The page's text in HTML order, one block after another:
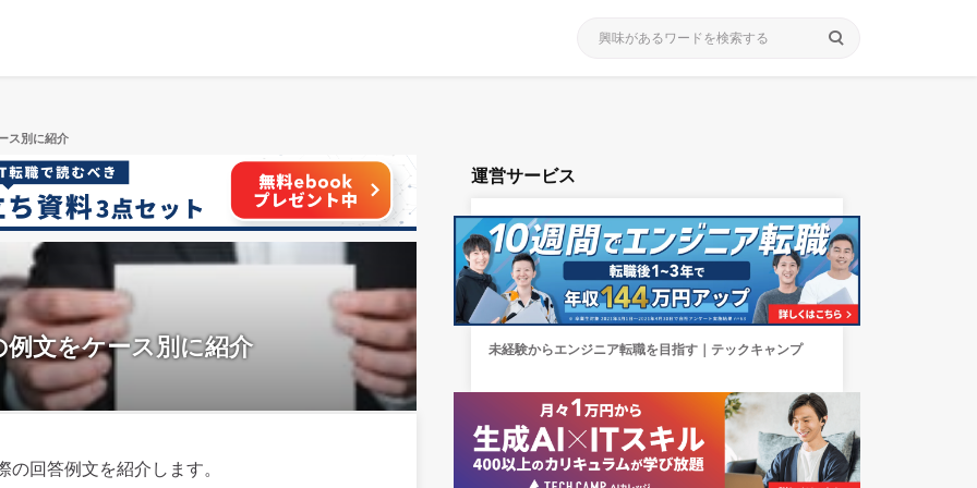
search
ス別に紹介
文をケース別に紹介
回答例文を紹介します。
運営サービス
未経験からエンジニア転職を目指す｜テックキャンプ